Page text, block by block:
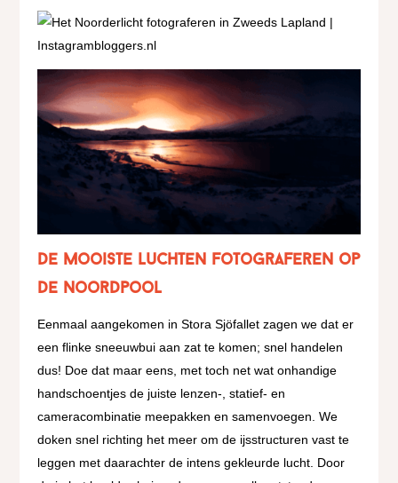
De mooiste luchten fotograferen op
de Noordpool
Eenmaal aangekomen in Stora Sjöfallet zagen we dat er
een flinke sneeuwbui aan zat te komen; snel handelen
dus! Doe dat maar eens, met toch net wat onhandige
handschoentjes de juiste lenzen-, statief- en
cameracombinatie meepakken en samenvoegen. We
doken snel richting het meer om de ijsstructuren vast te
leggen met daarachter de intens gekleurde lucht. Door